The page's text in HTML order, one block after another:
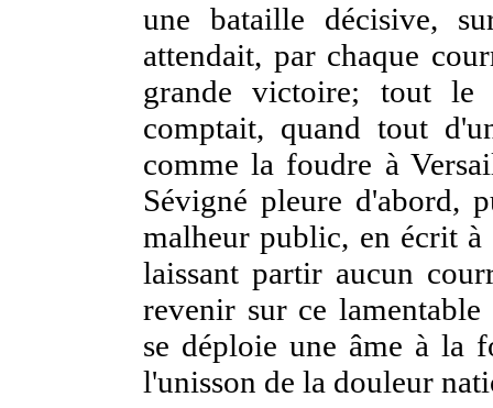
une bataille décisive,
attendait, par chaque
grande victoire; tout le
comptait, quand tout
comme la foudre à
Sévigné pleure d'abord,
malheur public, en écrit à
laissant partir aucun
revenir sur ce
se déploie une âme à la
l'unisson de la douleur